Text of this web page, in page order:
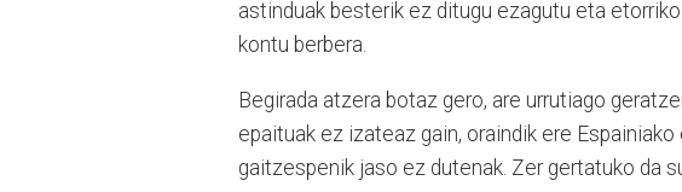
astinduak besterik ez ditugu ezagutu eta
kontu berbera.
Begirada atzera botaz gero, are urrutiago
epaituak ez izateaz gain, oraindik ere
gaitzespenik jaso ez dutenak. Zer gertatuko da